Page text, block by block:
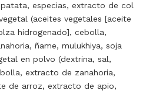
especias, extracto de col
(aceites vegetales [aceite
hidrogenado], cebolla,
ñame, mulukhiya, soja
en polvo (dextrina, sal,
extracto de zanahoria,
de arroz, extracto de apio,